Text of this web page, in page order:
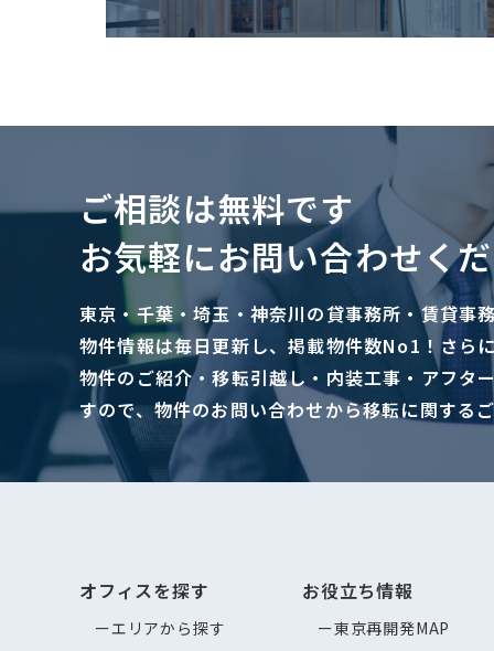
ご相談は無料です
お気軽にお問い合わせく
東京・千葉・埼玉・神奈川の貸事務所・賃貸事
物件情報は毎日更新し、掲載物件数No1！さら
物件のご紹介・移転引越し・内装工事・アフタ
すので、物件のお問い合わせから移転に関する
オフィスを探す
エリアから探す
お役立ち情報
東京再開発MAP